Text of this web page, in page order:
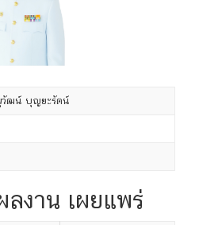
วัฒน์ บุญยะรัตน์
ลงาน เผยแพร่